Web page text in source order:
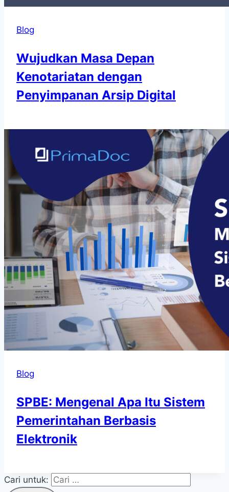
Blog
Wujudkan Masa Depan
Kenotariatan dengan
Penyimpanan Arsip Digital
Blog
SPBE: Mengenal Apa Itu Sistem
Pemerintahan Berbasis
Elektronik
Cari untuk: